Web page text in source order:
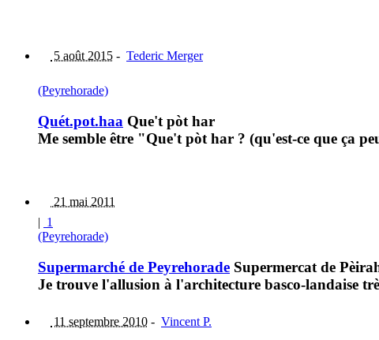
5 août 2015 - Tederic Merger
(Peyrehorade)
Quét.pot.haa Que't pòt har
Me semble être "Que't pòt har ? (qu'est-ce que ça
21 mai 2011
| 1
(Peyrehorade)
Supermarché de Peyrehorade Supermercat de
Je trouve l'allusion à l'architecture basco-landaise
11 septembre 2010 - Vincent P.